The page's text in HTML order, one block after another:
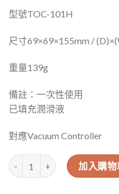
型號TOC-101H
尺寸69×69×155mm /
重量139g
備註：一次性使用
已填充潤滑液
對應Vacuum Controller
日本Tenga DEEP THROAT 飛
加入購物